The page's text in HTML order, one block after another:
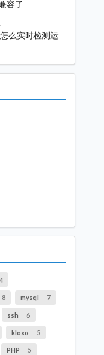
容了
么实时检测运
8 mysql 7
ssh 6
kloxo 5
PHP 5